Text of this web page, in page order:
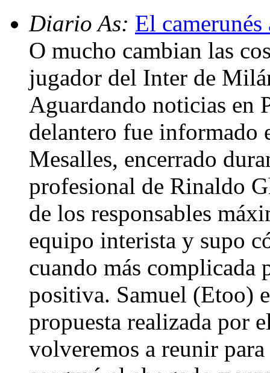
Diario As: El camerunés
O mucho cambian las
jugador del Inter de
Aguardando noticias en
delantero fue informado
Mesalles, encerrado
profesional de Rinaldo
de los responsables
equipo interista y supo
cuando más complicada
positiva. Samuel (Etoo)
propuesta realizada por
volveremos a reunir